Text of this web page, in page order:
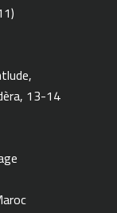
13-14